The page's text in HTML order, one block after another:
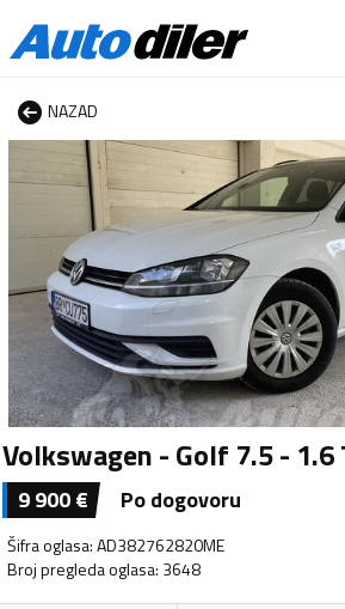
NAZAD
Volkswagen - Golf 7.5 - 1.6
9 900€ Po dogovoru
Šifra oglasa:AD382762820ME
Broj pregleda oglasa: 3648